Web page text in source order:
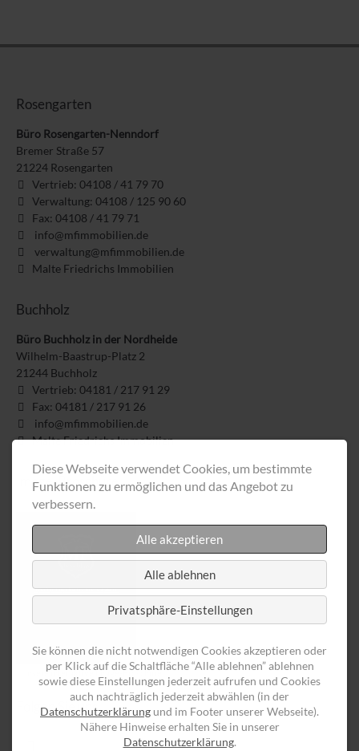
Rosengarten
Büro Rosengarten-Nenndorf
Bremer Straße 57
21224 Rosengarten
Vertrieb: 04108 / 41 79 70
Verwaltung: 04108 / 125 90 60
Fax: 04108 / 41 79 71
info@mfimmobilien.de
verwaltung@mfimmobilien.de
Malte Friedrichs Immobilien
Buchholz
Büro Buchholz in der Nordheide
Wilhelm-Baastrup-Platz 2
21244 Buchholz
Vertrieb: 04181 / 217 91 29
Fax: 04181 / 217 91 26
info@mfimmobilien.de
Malte Friedrichs Immobilien
Image-Broschüre
Unsere interaktive Image-Broschüre
Folgen Sie uns
Diese Webseite verwendet Cookies, um bestimmte
Funktionen zu ermöglichen und das Angebot zu
verbessern.
Alle akzeptieren
Alle ablehnen
Privatsphäre-Einstellungen
Sie können die nicht notwendigen Cookies akzeptieren oder
per Klick auf die Schaltfläche “Alle ablehnen” ablehnen
sowie diese Einstellungen jederzeit aufrufen und Cookies
auch nachträglich jederzeit abwählen (in der
Datenschutzerklärung und im Footer unserer Webseite).
Nähere Hinweise erhalten Sie in unserer
Datenschutzerklärung.